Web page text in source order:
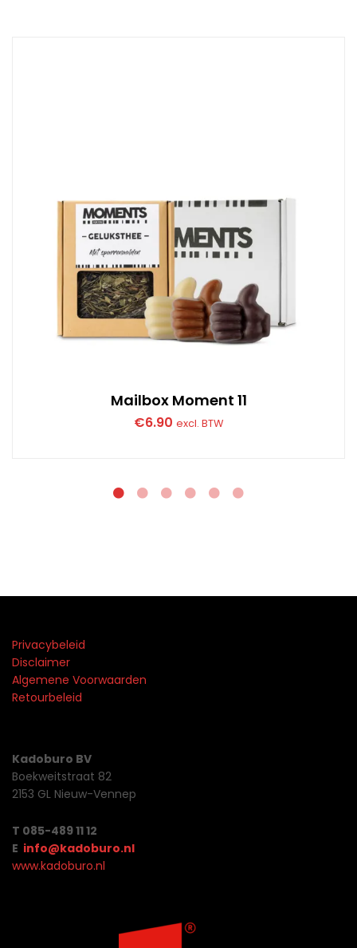
Mailbox Moment 11
€6.90 excl. BTW
Privacybeleid
Disclaimer
Algemene Voorwaarden
Retourbeleid
Kadoburo BV
Boekweitstraat 82
2153 GL Nieuw-Vennep
T 085-489 11 12
E info@kadoburo.nl
www.kadoburo.nl